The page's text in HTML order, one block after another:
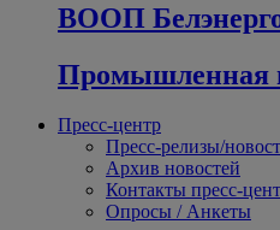
ВООП
Промышленная
Пресс-центр
Пресс-релизы/
Архив новостей
Контакты пресс-
Опросы / Анкеты